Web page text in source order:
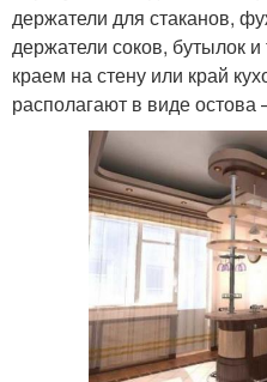
держатели для стаканов,
держатели соков, бутылок
краем на стену или край
располагают в виде